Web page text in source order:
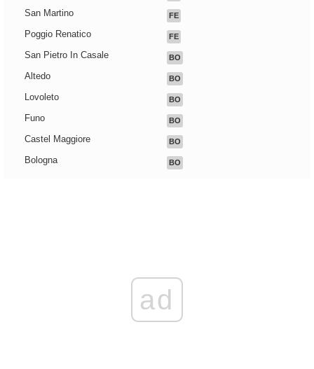
San Martino FE
Poggio Renatico FE
San Pietro In Casale BO
Altedo BO
Lovoleto BO
Funo BO
Castel Maggiore BO
Bologna BO
ad